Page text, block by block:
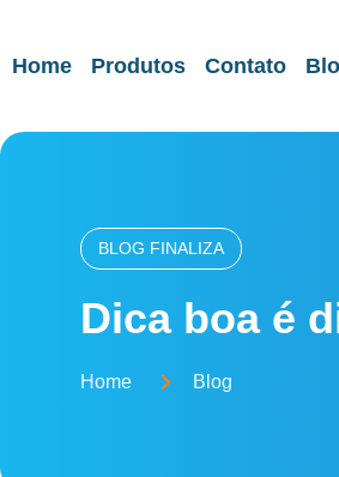
Home Produtos Contato
BLOG FINALIZA
Dica boa é
Home Blog